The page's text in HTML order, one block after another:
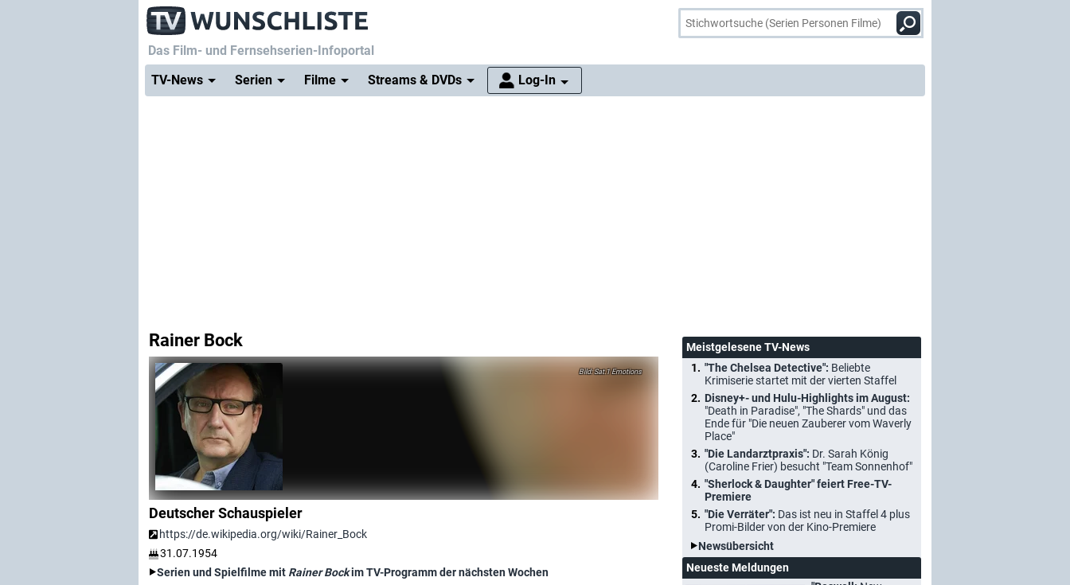
Das Film- und Fernsehserien-Infoportal
TV-News
Serien Filme Streams & DVDs Log-In
Rainer Bock
Sat.1 Emotions
Deutscher Schauspieler
https://de.wikipedia.org/wiki/Rainer_Bock
31.07.1954
Serien und Spielfilme mit Rainer Bockim TV-Programm der nächsten Wochen
Meistgelesene TV-News
"The Chelsea Detective": Beliebte
Krimiserie startet mit der vierten Staffel
Disney+- und Hulu-Highlights im August:
"Death in Paradise", "The Shards" und das
Ende für "Die neuen Zauberer vom Waverly
Place"
"Die Landarztpraxis": Dr. Sarah König
(Caroline Frier) besucht "Team Sonnenhof"
"Sherlock & Daughter" feiert Free-TV-
Premiere
"Die Verräter": Das ist neu in Staffel 4 plus
Promi-Bilder von der Kino-Premiere
Newsübersicht
Neueste Meldungen